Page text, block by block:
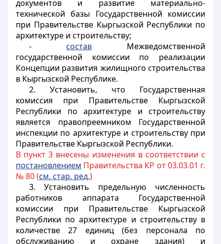
документов и развитие материально-
технической базы Государственной комиссии
при Правительстве Кыргызской Республики по
архитектуре и строительству;
- состав Межведомственной
государственной комиссии по реализации
Концепции развития жилищного строительства
в Кыргызской Республике.
2. Установить, что Государственная
комиссия при Правительстве Кыргызской
Республики по архитектуре и строительству
является правопреемником Государственной
инспекции по архитектуре и строительству при
Правительстве Кыргызской Республики.
В пункт 3 внесены изменения в соответствии с
постановлением Правительства КР от 03.03.01 г.
№ 80 (см. стар. ред.)
3. Установить предельную численность
работников аппарата Государственной
комиссии при Правительстве Кыргызской
Республики по архитектуре и строительству в
количестве 27 единиц (без персонала по
обслуживанию и охране здания) и